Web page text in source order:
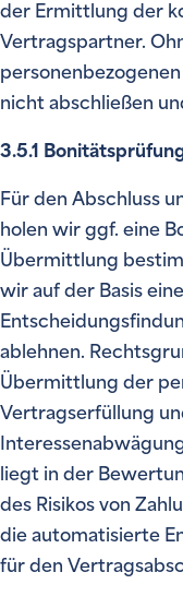
der Ermittlung der
Vertragspartner.
nicht abschließen
3.5.1
Für den Abschluss
holen wir ggf. eine
Übermittlung
wir auf der Basis
ablehnen.
Übermittlung der
Vertragserfüllung
liegt in der
des Risikos von
die automatisierte
für den